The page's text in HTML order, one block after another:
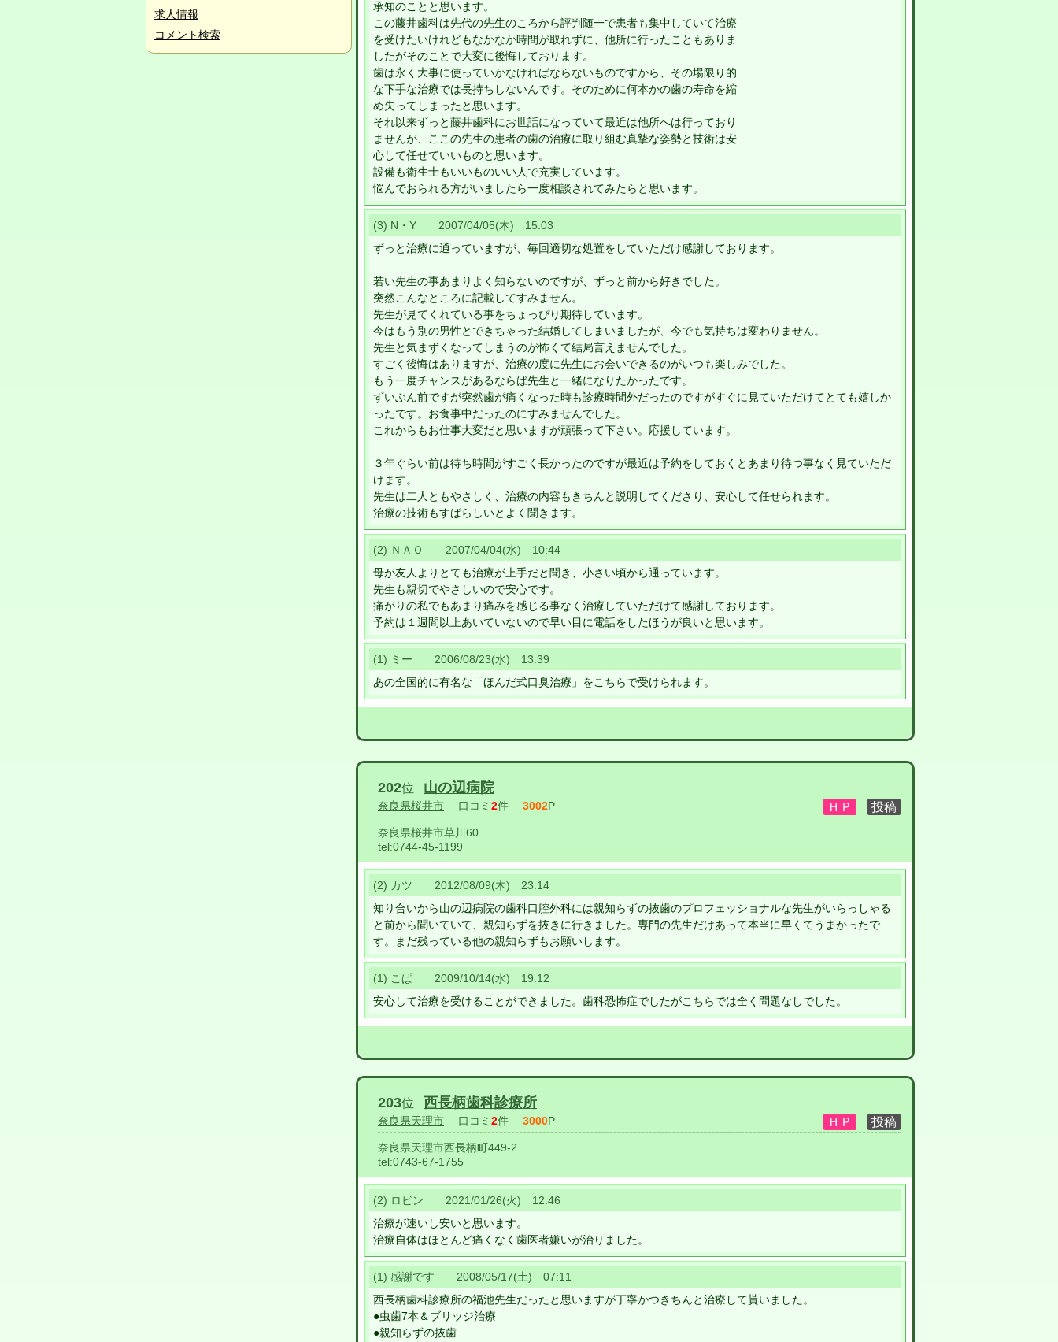
求人情報
コメント検索
承知のことと思います。
この藤井歯科は先代の先生のころから評判随一で患者も集中していて治療
を受けたいけれどもなかなか時間が取れずに、他所に行ったこともありま
したがそのことで大変に後悔しております。
歯は永く大事に使っていかなければならないものですから、その場限り的
な下手な治療では長持ちしないんです。そのために何本かの歯の寿命を縮
め失ってしまったと思います。
それ以来ずっと藤井歯科にお世話になっていて最近は他所へは行っており
ませんが、ここの先生の患者の歯の治療に取り組む真摯な姿勢と技術は安
心して任せていいものと思います。
設備も衛生士もいいものいい人で充実しています。
悩んでおられる方がいましたら一度相談されてみたらと思います。
(3) N・Y 2007/04/05(木) 15:03
ずっと治療に通っていますが、毎回適切な処置をしていただけ感謝しております。
若い先生の事あまりよく知らないのですが、ずっと前から好きでした。
突然こんなところに記載してすみません。
先生が見てくれている事をちょっぴり期待しています。
今はもう別の男性とできちゃった結婚してしまいましたが、今でも気持ちは変わりません。
先生と気まずくなってしまうのが怖くて結局言えませんでした。
すごく後悔はありますが、治療の度に先生にお会いできるのがいつも楽しみでした。
もう一度チャンスがあるならば先生と一緒になりたかったです。
ずいぶん前ですが突然歯が痛くなった時も診療時間外だったのですがすぐに見ていただけてとても嬉しか
ったです。お食事中だったのにすみませんでした。
これからもお仕事大変だと思いますが頑張って下さい。応援しています。
３年ぐらい前は待ち時間がすごく長かったのですが最近は予約をしておくとあまり待つ事なく見ていただ
けます。
先生は二人ともやさしく、治療の内容もきちんと説明してくださり、安心して任せられます。
治療の技術もすばらしいとよく聞きます。
(2) ＮＡＯ 2007/04/04(水) 10:44
母が友人よりとても治療が上手だと聞き、小さい頃から通っています。
先生も親切でやさしいので安心です。
痛がりの私でもあまり痛みを感じる事なく治療していただけて感謝しております。
予約は１週間以上あいていないので早い目に電話をしたほうが良いと思います。
(1) ミー 2006/08/23(水) 13:39
あの全国的に有名な「ほんだ式口臭治療」をこちらで受けられます。
202位 山の辺病院
奈良県桜井市 口コミ 2件 3002P
奈良県桜井市草川60
tel:0744-45-1199
(2) カツ 2012/08/09(木) 23:14
知り合いから山の辺病院の歯科口腔外科には親知らずの抜歯のプロフェッショナルな先生がいらっしゃる
と前から聞いていて、親知らずを抜きに行きました。専門の先生だけあって本当に早くてうまかったで
す。まだ残っている他の親知らずもお願いします。
(1) こぱ 2009/10/14(水) 19:12
安心して治療を受けることができました。歯科恐怖症でしたがこちらでは全く問題なしでした。
203位 西長柄歯科診療所
奈良県天理市 口コミ 2件 3000P
奈良県天理市西長柄町449-2
tel:0743-67-1755
(2) ロビン 2021/01/26(火) 12:46
治療が速いし安いと思います。
治療自体はほとんど痛くなく歯医者嫌いが治りました。
(1) 感謝です 2008/05/17(土) 07:11
西長柄歯科診療所の福池先生だったと思いますが丁寧かつきちんと治療して貰いました。
●虫歯7本＆ブリッジ治療
●親知らずの抜歯